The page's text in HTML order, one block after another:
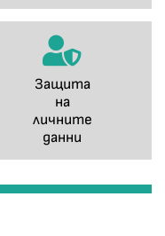
Защита
на
личните
данни